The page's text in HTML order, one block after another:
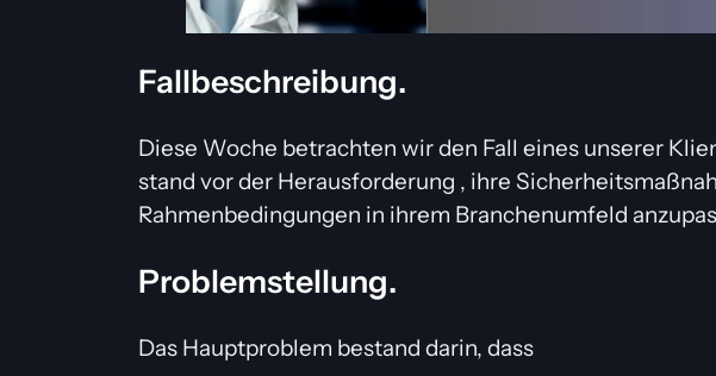
Fallbeschreibung.
Diese Woche betrachten wir den Fall eines unserer
stand vor der Herausforderung , ihre
Rahmenbedingungen in ihrem Branchenumfeld
Problemstellung.
Das Hauptproblem bestand darin, dass